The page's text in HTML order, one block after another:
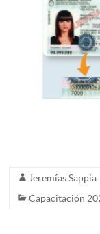
Jeremías Sappia
Capacitación